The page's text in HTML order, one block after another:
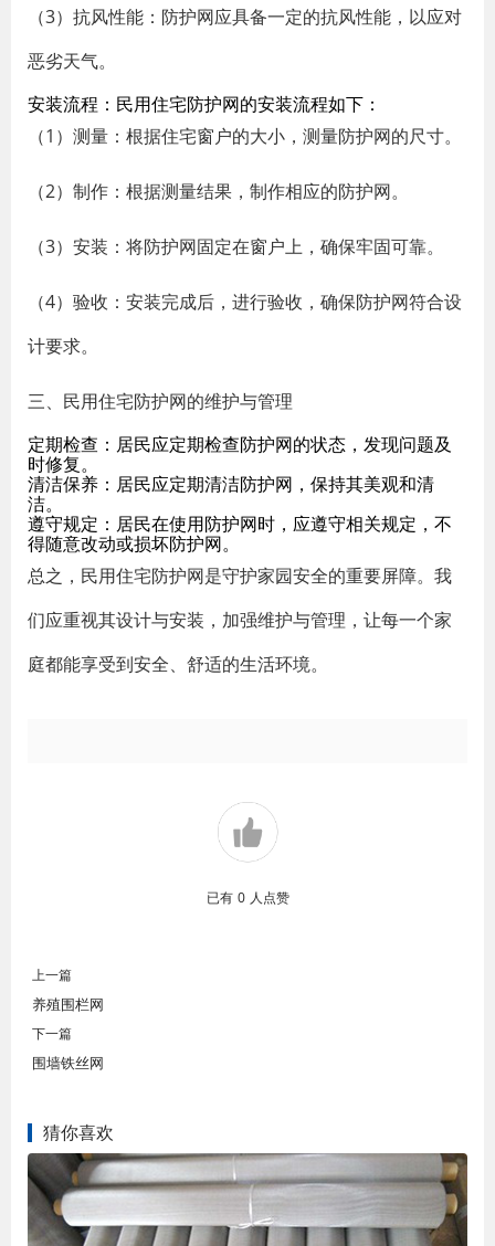
（3）抗风性能：防护网应具备一定的抗风性能，以应对
恶劣天气。
安装流程：民用住宅防护网的安装流程如下：
（1）测量：根据住宅窗户的大小，测量防护网的尺寸。
（2）制作：根据测量结果，制作相应的防护网。
（3）安装：将防护网固定在窗户上，确保牢固可靠。
（4）验收：安装完成后，进行验收，确保防护网符合设
计要求。
三、民用住宅防护网的维护与管理
定期检查：居民应定期检查防护网的状态，发现问题及
时修复。
清洁保养：居民应定期清洁防护网，保持其美观和清
洁。
遵守规定：居民在使用防护网时，应遵守相关规定，不
得随意改动或损坏防护网。
总之，民用住宅防护网是守护家园安全的重要屏障。我
们应重视其设计与安装，加强维护与管理，让每一个家
庭都能享受到安全、舒适的生活环境。
已有 0 人点赞
上一篇
养殖围栏网
下一篇
围墙铁丝网
猜你喜欢